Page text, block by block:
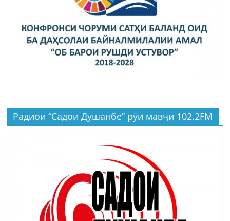
Радиои “Садои Душанбе” рӯи мавҷи 102.2FM